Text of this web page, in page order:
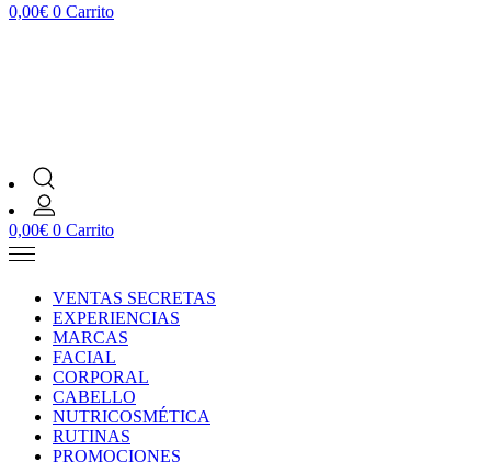
0,00€ 0 Carrito
0,00€ 0 Carrito
VENTAS SECRETAS
EXPERIENCIAS
MARCAS
FACIAL
CORPORAL
CABELLO
NUTRICOSMÉTICA
RUTINAS
PROMOCIONES